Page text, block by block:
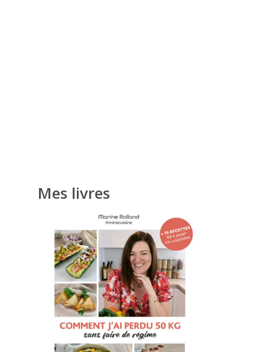
Mes livres